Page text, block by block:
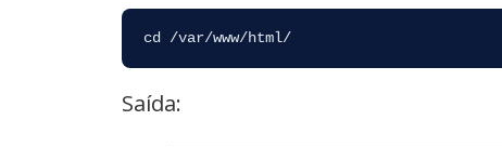
cd /var/www/html/
Saída: